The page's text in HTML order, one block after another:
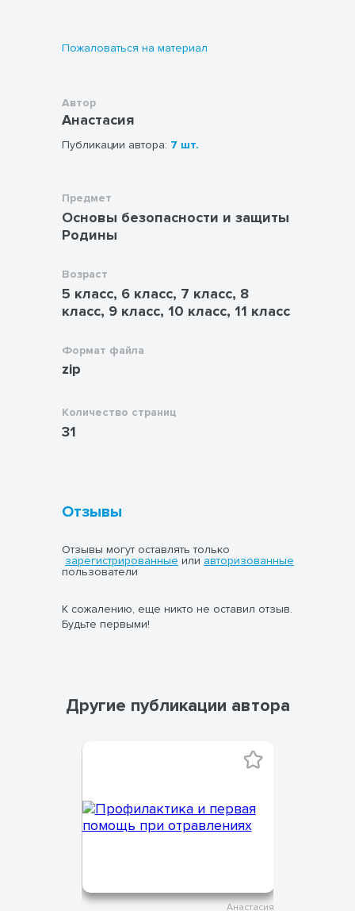
Пожаловаться на материал
Автор
Анастасия
Публикации автора: 7 шт.
Предмет
Основы безопасности и защиты
Родины
Возраст
5 класс, 6 класс, 7 класс, 8
класс, 9 класс, 10 класс, 11 класс
Формат файла
zip
Количество страниц
31
Отзывы
Отзывы могут оставлять только
зарегистрированные или авторизованные
пользователи
К сожалению, еще никто не оставил отзыв.
Будьте первыми!
Другие публикации автора
Анастасия